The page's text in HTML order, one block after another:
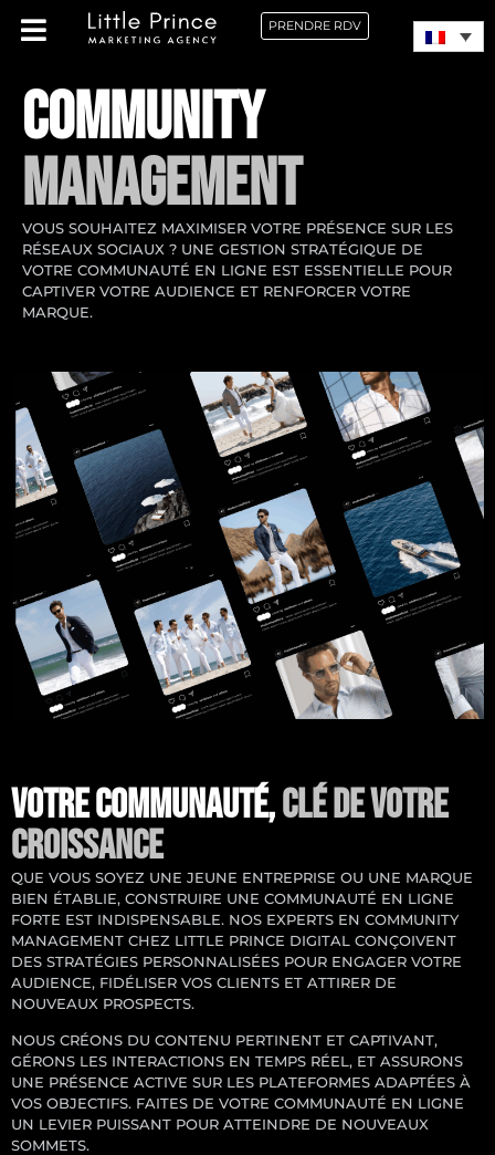
PRENDRE RDV
COMMUNITY
MANAGEMENT
VOUS SOUHAITEZ MAXIMISER VOTRE PRÉSENCE SUR LES
RÉSEAUX SOCIAUX ? UNE GESTION STRATÉGIQUE DE
VOTRE COMMUNAUTÉ EN LIGNE EST ESSENTIELLE POUR
CAPTIVER VOTRE AUDIENCE ET RENFORCER VOTRE
MARQUE.
VOTRE COMMUNAUTÉ,CLÉ DE VOTRE
CROISSANCE
QUE VOUS SOYEZ UNE JEUNE ENTREPRISE OU UNE MARQUE
BIEN ÉTABLIE, CONSTRUIRE UNE COMMUNAUTÉ EN LIGNE
FORTE EST INDISPENSABLE. NOS EXPERTS EN COMMUNITY
MANAGEMENT CHEZ LITTLE PRINCE DIGITAL CONÇOIVENT
DES STRATÉGIES PERSONNALISÉES POUR ENGAGER VOTRE
AUDIENCE, FIDÉLISER VOS CLIENTS ET ATTIRER DE
NOUVEAUX PROSPECTS.
NOUS CRÉONS DU CONTENU PERTINENT ET CAPTIVANT,
GÉRONS LES INTERACTIONS EN TEMPS RÉEL, ET ASSURONS
UNE PRÉSENCE ACTIVE SUR LES PLATEFORMES ADAPTÉES À
VOS OBJECTIFS. FAITES DE VOTRE COMMUNAUTÉ EN LIGNE
UN LEVIER PUISSANT POUR ATTEINDRE DE NOUVEAUX
SOMMETS.